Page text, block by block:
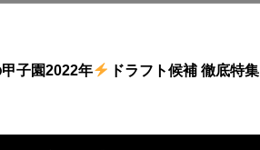
甲子園2022年 ドラフト候補 徹底特集